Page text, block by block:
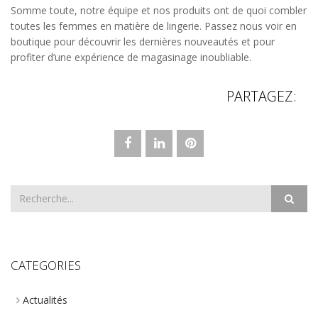
Somme toute, notre équipe et nos produits ont de quoi combler
toutes les femmes en matière de lingerie. Passez nous voir en
boutique pour découvrir les dernières nouveautés et pour
profiter d’une expérience de magasinage inoubliable.
PARTAGEZ:
CATEGORIES
Actualités